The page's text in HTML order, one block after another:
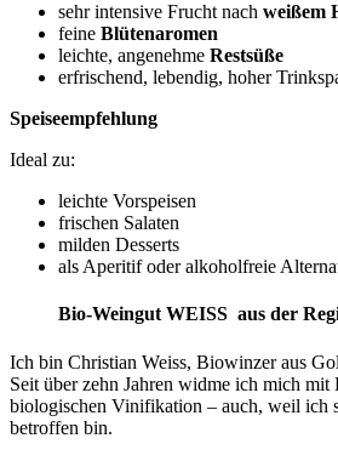
sehr intensive Frucht nach weißem
feine Blütenaromen
leichte, angenehme Restsüße
erfrischend, lebendig, hoher
Speiseempfehlung
Ideal zu:
leichte Vorspeisen
frischen Salaten
milden Desserts
als Aperitif oder alkoholfreie
Bio-Weingut WEISS aus der
Ich bin Christian Weiss, Biowinzer aus
Seit über zehn Jahren widme ich mich mit
biologischen Vinifikation – auch, weil ich
betroffen bin.